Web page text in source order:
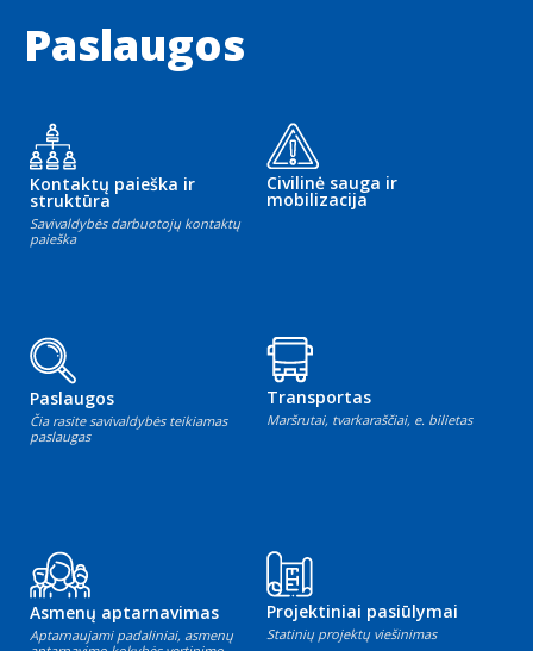
Paslaugos
Kontaktų paieška ir
struktūra
Savivaldybės darbuotojų kontaktų
paieška
Civilinė sauga ir
mobilizacija
Paslaugos
Čia rasite savivaldybės teikiamas
paslaugas
Transportas
Maršrutai, tvarkaraščiai, e. bilietas
Asmenų aptarnavimas
Aptarnaujami padaliniai, asmenų
Projektiniai pasiūlymai
Statinių projektų viešinimas